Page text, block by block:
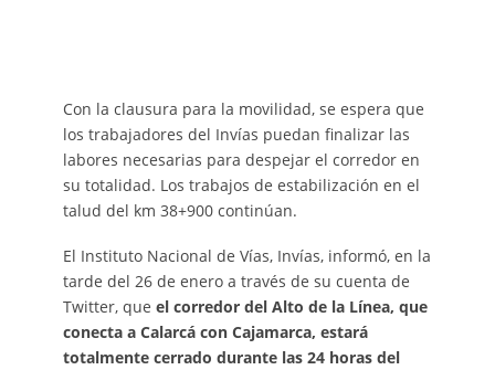
Con la clausura para la movilidad, se espera que
los trabajadores del Invías puedan finalizar las
labores necesarias para despejar el corredor en
su totalidad. Los trabajos de estabilización en el
talud del km 38+900 continúan.
El Instituto Nacional de Vías, Invías, informó, en la
tarde del 26 de enero a través de su cuenta de
Twitter, que el corredor del Alto de la Línea, que
conecta a Calarcá con Cajamarca, estará
totalmente cerrado durante las 24 horas del